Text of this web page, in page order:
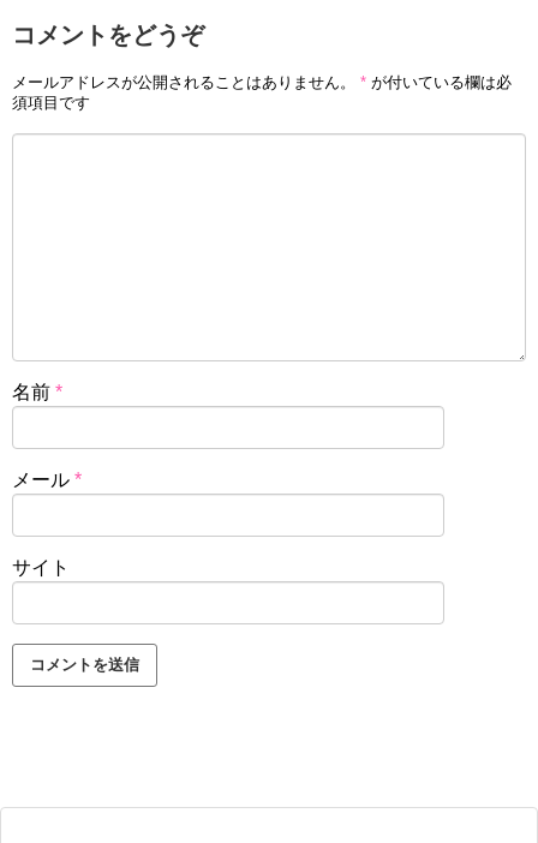
コメントをどうぞ
メールアドレスが公開されることはありません。 * が付いている欄は必
須項目です
名前 *
メール *
サイト